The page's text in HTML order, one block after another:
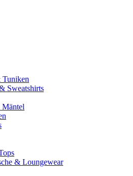
Tuniken
Sweatshirts
Mäntel
& Loungewear